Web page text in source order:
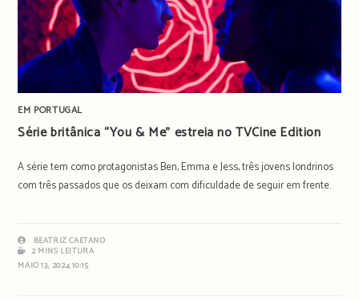
EM PORTUGAL
Série britânica “You & Me” estreia no TVCine Edition
A série tem como protagonistas Ben, Emma e Jess, três jovens londrinos
com três passados que os deixam com dificuldade de seguir em frente.
BEATRIZ CAETANO
2 MINS LEITURA
MAIO 13, 2024 10:15